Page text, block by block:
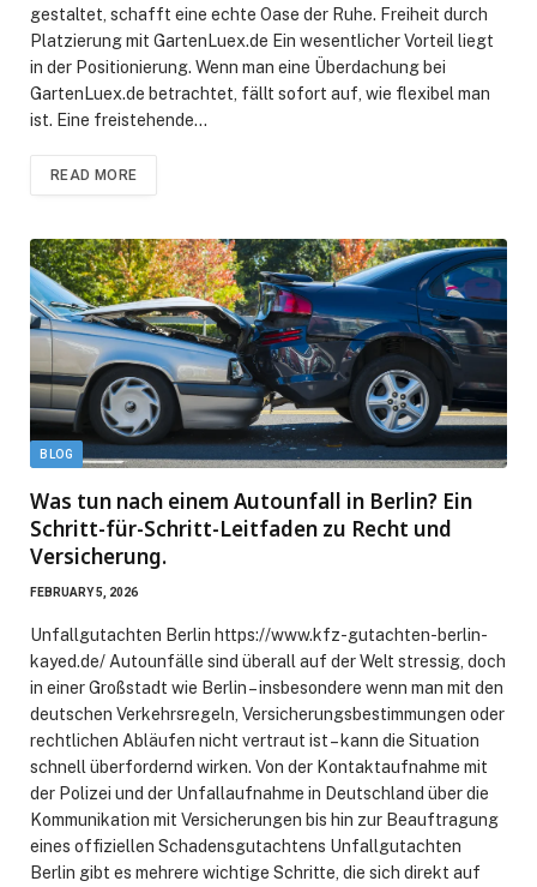
gestaltet, schafft eine echte Oase der Ruhe. Freiheit durch
Platzierung mit GartenLuex.de Ein wesentlicher Vorteil liegt
in der Positionierung. Wenn man eine Überdachung bei
GartenLuex.de betrachtet, fällt sofort auf, wie flexibel man
ist. Eine freistehende…
READ MORE
BLOG
Was tun nach einem Autounfall in Berlin? Ein
Schritt-für-Schritt-Leitfaden zu Recht und
Versicherung.
FEBRUARY 5, 2026
Unfallgutachten Berlin https://www.kfz-gutachten-berlin-
kayed.de/ Autounfälle sind überall auf der Welt stressig, doch
in einer Großstadt wie Berlin – insbesondere wenn man mit den
deutschen Verkehrsregeln, Versicherungsbestimmungen oder
rechtlichen Abläufen nicht vertraut ist – kann die Situation
schnell überfordernd wirken. Von der Kontaktaufnahme mit
der Polizei und der Unfallaufnahme in Deutschland über die
Kommunikation mit Versicherungen bis hin zur Beauftragung
eines offiziellen Schadensgutachtens Unfallgutachten
Berlin gibt es mehrere wichtige Schritte, die sich direkt auf